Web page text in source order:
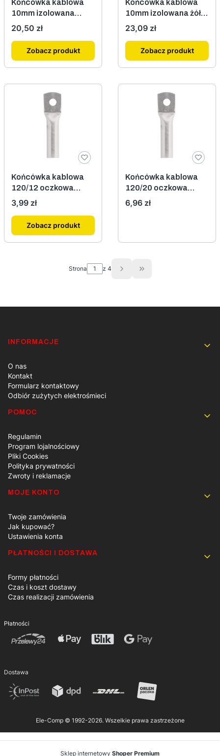
Końcówka kablowa
10mm izolowana
czerwona 100szt.
Cena
20,50 zł
Zobacz produkt
Końcówka kablowa
10mm izolowana żółta
100szt.
Cena
23,09 zł
Zobacz produkt
Końcówka kablowa
120/12 oczkowa
aluminiowa
Cena
3,99 zł
Zobacz produkt
Końcówka kablowa
120/20 oczkowa
aluminiowa
Cena
6,96 zł
Strona z 4 Przejdź do ostatniej
Linki w stopce
INFORMACJE
O nas
Kontakt
Formularz kontaktowy
Odbiór zużytych elektrośmieci
POMOC
Regulamin
Program lojalnościowy
Pliki Cookies
Polityka prywatności
Zwroty i reklamacje
MOJE KONTO
Twoje zamówienia
Jak kupować?
Ustawienia konta
PŁATNOŚCI I DOSTAWA
Formy płatności
Czas i koszt dostawy
Czas realizacji zamówienia
Płatności
Dostawa
Ele-Comp © 1992-2026. Wszelkie prawa zastrzeżone
Sklep internetowy Shoper Premium